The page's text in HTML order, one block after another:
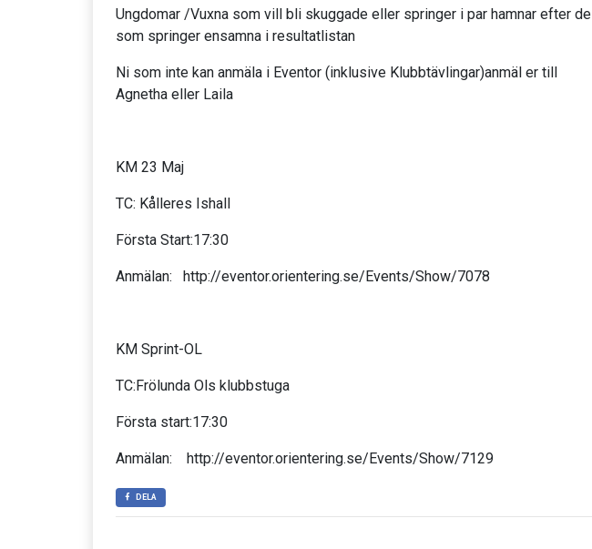
Ungdomar /Vuxna som vill bli skuggade eller springer i par hamnar efter de
som springer ensamna i resultatlistan
Ni som inte kan anmäla i Eventor (inklusive Klubbtävlingar)anmäl er till
Agnetha eller Laila
KM 23 Maj
TC: Kålleres Ishall
Första Start:17:30
Anmälan: http://eventor.orientering.se/Events/Show/7078
KM Sprint-OL
TC:Frölunda Ols klubbstuga
Första start:17:30
Anmälan: http://eventor.orientering.se/Events/Show/7129
DELA